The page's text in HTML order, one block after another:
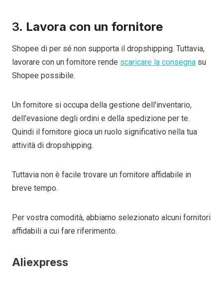
3. Lavora con un fornitore
Shopee di per sé non supporta il dropshipping. Tuttavia,
lavorare con un fornitore rende scaricare la consegna su
Shopee possibile.
Un fornitore si occupa della gestione dell'inventario,
dell'evasione degli ordini e della spedizione per te.
Quindi il fornitore gioca un ruolo significativo nella tua
attività di dropshipping.
Tuttavia non è facile trovare un fornitore affidabile in
breve tempo.
Per vostra comodità, abbiamo selezionato alcuni fornitori
affidabili a cui fare riferimento.
Aliexpress